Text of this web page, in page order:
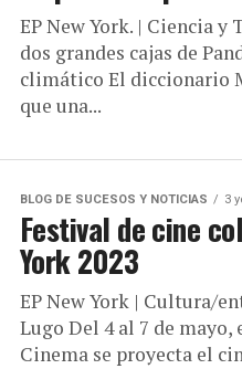
EP New York. | Ciencia y
dos grandes cajas de
climático El diccionario
que una...
BLOG DE SUCESOS Y NOTICIAS 3
Festival de cine
York 2023
EP New York | Cultura/
Lugo Del 4 al 7 de mayo,
Cinema se proyecta el